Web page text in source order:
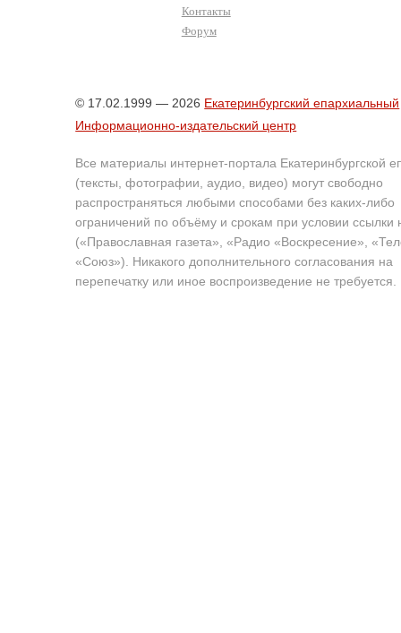
Контакты
Форум
© 17.02.1999 — 2026 Екатеринбургский епархиальный
Информационно-издательский центр
Все материалы интернет-портала Екатеринбургской
(тексты, фотографии, аудио, видео) могут свободно
распространяться любыми способами без каких-либо
ограничений по объёму и срокам при условии ссылки
(«Православная газета», «Радио «Воскресение»,
«Союз»). Никакого дополнительного согласования на
перепечатку или иное воспроизведение не требуется.